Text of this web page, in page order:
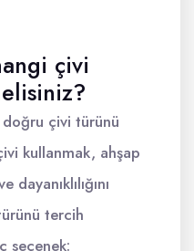
çivi
doğru çivi türünü
kullanmak, ahşap
dayanıklılığını
tercih
seçenek: